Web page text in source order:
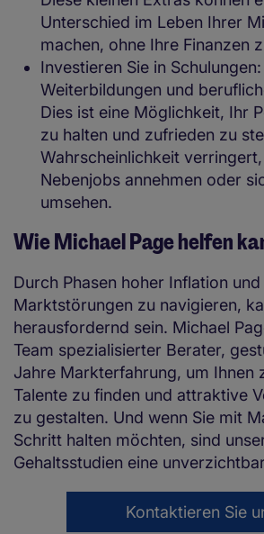
Unterschied im Leben Ihrer
machen, ohne Ihre Finanzen
Investieren Sie in
Weiterbildungen und
Dies ist eine Möglichkeit, Ihr
zu halten und zufrieden zu
Wahrscheinlichkeit
Nebenjobs annehmen oder
umsehen.
Wie Michael Page helfen
Durch Phasen hoher Inflation
Marktstörungen zu navigieren,
herausfordernd sein. Michael
Team spezialisierter Berater,
Jahre Markterfahrung, um Ihnen
Talente zu finden und attraktive
zu gestalten. Und wenn Sie mit
Schritt halten möchten, sind
Gehaltsstudien eine
Kontaktieren Sie